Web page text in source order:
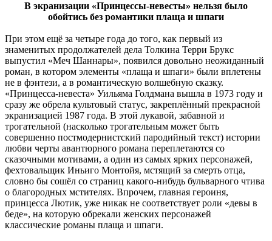
В экранизации «Принцессы-невесты» нельзя было
обойтись без романтики плаща и шпаги
При этом ещё за четыре года до того, как первый из
знаменитых продолжателей дела Толкина Терри Брукс
выпустил «Меч Шаннары», появился довольно неожиданный
роман, в котором элементы «плаща и шпаги» были вплетены
не в фэнтези, а в романтическую волшебную сказку.
«Принцесса-невеста» Уильяма Голдмана вышла в 1973 году и
сразу же обрела культовый статус, закреплённый прекрасной
экранизацией 1987 года. В этой лукавой, забавной и
трогательной (насколько трогательным может быть
совершенно постмодернистский пародийный текст) истории
любви черты авантюрного романа переплетаются со
сказочными мотивами, а один из самых ярких персонажей,
фехтовальщик Иньиго Монтойя, мстящий за смерть отца,
словно бы сошёл со страниц какого-нибудь бульварного чтива
о благородных мстителях. Впрочем, главная героиня,
принцесса Лютик, уже никак не соответствует роли «девы в
беде», на которую обрекали женских персонажей
классические романы плаща и шпаги.